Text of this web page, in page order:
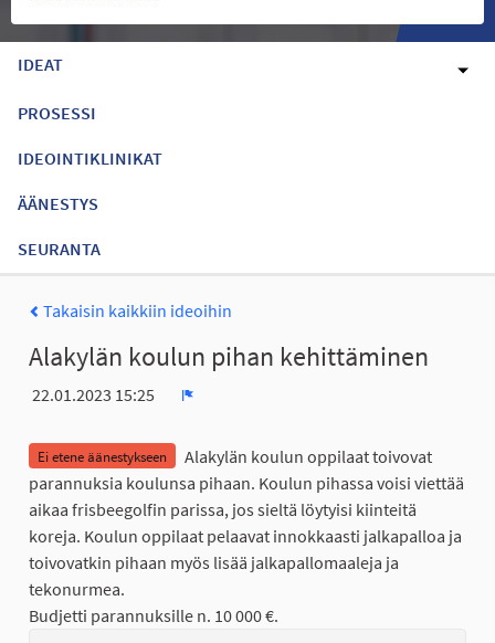
IDEAT
PROSESSI
IDEOINTIKLINIKAT
ÄÄNESTYS
SEURANTA
Takaisin kaikkiin ideoihin
Alakylän koulun pihan kehittäminen
22.01.2023 15:25
Ei etene äänestykseen
Alakylän koulun oppilaat toivovat
parannuksia koulunsa pihaan. Koulun pihassa voisi viettää
aikaa frisbeegolfin parissa, jos sieltä löytyisi kiinteitä
koreja. Koulun oppilaat pelaavat innokkaasti jalkapalloa ja
toivovatkin pihaan myös lisää jalkapallomaaleja ja
tekonurmea.
Budjetti parannuksille n. 10 000 €.